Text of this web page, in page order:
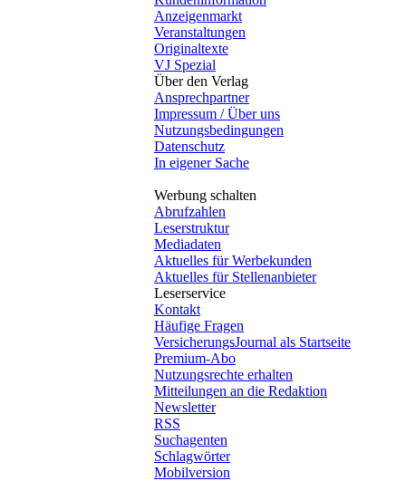
Anzeigenmarkt
Veranstaltungen
Originaltexte
VJ Spezial
Über den Verlag
Ansprechpartner
Impressum / Über uns
Nutzungsbedingungen
Datenschutz
In eigener Sache
Werbung schalten
Abrufzahlen
Leserstruktur
Mediadaten
Aktuelles für Werbekunden
Aktuelles für Stellenanbieter
Leserservice
Kontakt
Häufige Fragen
VersicherungsJournal als Startseite
Premium-Abo
Nutzungsrechte erhalten
Mitteilungen an die Redaktion
Newsletter
RSS
Suchagenten
Schlagwörter
Mobilversion